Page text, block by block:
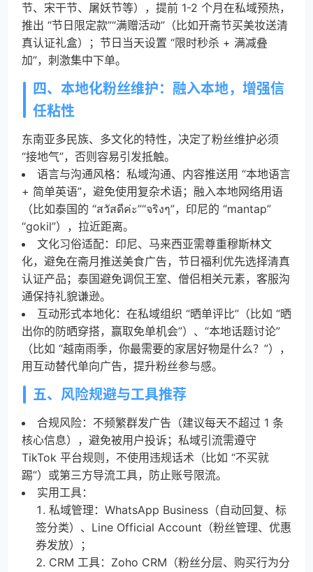
节、宋干节、屠妖节等），提前 1-2 个月在私域预热，
推出 “节日限定款”“满赠活动”（比如开斋节买美妆送清
真认证礼盒）；节日当天设置 “限时秒杀 + 满减叠
加”，刺激集中下单。
四、本地化粉丝维护：融入本地，增强信
任粘性
东南亚多民族、多文化的特性，决定了粉丝维护必须
“接地气”，否则容易引发抵触。
语言与沟通风格：私域沟通、内容推送用 “本地语言
+ 简单英语”，避免使用复杂术语；融入本地网络用语
（比如泰国的 “สวัสดีค่ะ”“จริงๆ”，印尼的 “mantap”
“gokil”），拉近距离。
文化习俗适配：印尼、马来西亚需尊重穆斯林文
化，避免在斋月推送美食广告，节日福利优先选择清真
认证产品；泰国避免调侃王室、僧侣相关元素，客服沟
通保持礼貌谦逊。
互动形式本地化：在私域组织 “晒单评比”（比如 “晒
出你的防晒穿搭，赢取免单机会”）、“本地话题讨论”
（比如 “越南雨季，你最需要的家居好物是什么？”），
用互动替代单向广告，提升粉丝参与感。
五、风险规避与工具推荐
合规风险：不频繁群发广告（建议每天不超过 1 条
核心信息），避免被用户投诉；私域引流需遵守
TikTok 平台规则，不使用违规话术（比如 “不买就
踢”）或第三方导流工具，防止账号限流。
实用工具：
私域管理：WhatsApp Business（自动回复、标
签分类）、Line Official Account（粉丝管理、优惠
券发放）；
CRM 工具：Zoho CRM（粉丝分层、购买行为分